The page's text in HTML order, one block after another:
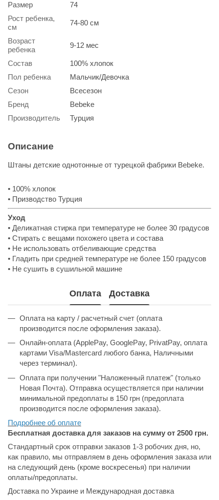
Размер
74
Рост ребенка,
см
74-80 см
Возраст
ребенка
9-12 мес
Состав
100% хлопок
Пол ребенка
Мальчик/Девочка
Сезон
Всесезон
Бренд
Bebeke
Производитель
Турция
Описание
Штаны детские однотонные от турецкой фабрики Bebeke.
• 100% хлопок
• Призводство Турция
Уход
• Деликатная стирка при температуре не более 30 градусов
• Стирать с вещами похожего цвета и состава
• Не использовать отбеливающие средства
• Гладить при средней температуре не более 150 градусов
• Не сушить в сушильной машине
Оплата Доставка
Оплата на карту / расчетный счет (оплата
производится после оформления заказа).
Онлайн-оплата (ApplePay, GooglePay, PrivatPay, оплата
картами Visa/Mastercard любого банка, Наличными
через терминал).
Оплата при получении "Наложенный платеж" (только
Новая Почта). Отправка осуществляется при наличии
минимальной предоплаты в 150 грн (предоплата
производится после оформления заказа).
Подробнее об оплате
Бесплатная доставка для заказов на сумму от 2500 грн.
Стандартный срок отправки заказов 1-3 робочих дня, но,
как правило, мы отправляем в день оформления заказа или
на следующий день (кроме воскресенья) при наличии
оплаты/предоплаты.
Доставка по Украине и Международная доставка